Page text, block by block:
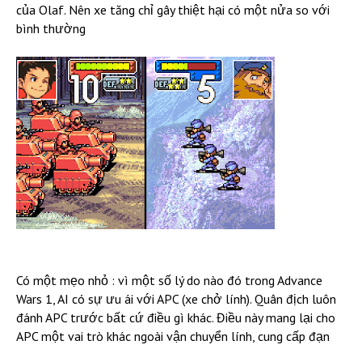
của Olaf. Nên xe tăng chỉ gây thiệt hại có một nửa so với
bình thường
Có một mẹo nhỏ : vì một số lý do nào đó trong Advance
Wars 1, AI có sự ưu ái với APC (xe chở lính). Quân địch luôn
đánh APC trước bất cứ điều gì khác. Điều này mang lại cho
APC một vai trò khác ngoài vận chuyển lính, cung cấp đạn